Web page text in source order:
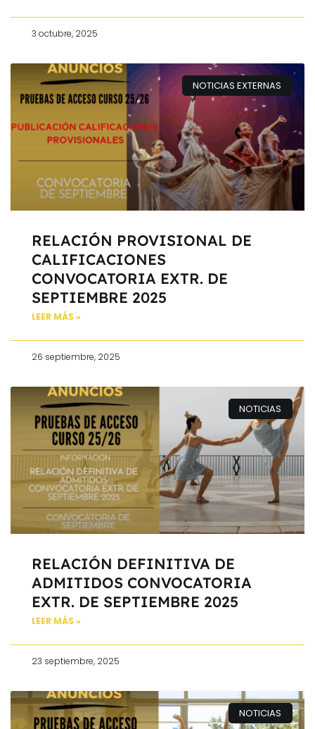
3 octubre, 2025
NOTICIAS EXTERNAS
RELACIÓN PROVISIONAL DE
CALIFICACIONES
CONVOCATORIA EXTR. DE
SEPTIEMBRE 2025
LEER MÁS »
26 septiembre, 2025
NOTICIAS
RELACIÓN DEFINITIVA DE
ADMITIDOS CONVOCATORIA
EXTR. DE SEPTIEMBRE 2025
LEER MÁS »
23 septiembre, 2025
NOTICIAS